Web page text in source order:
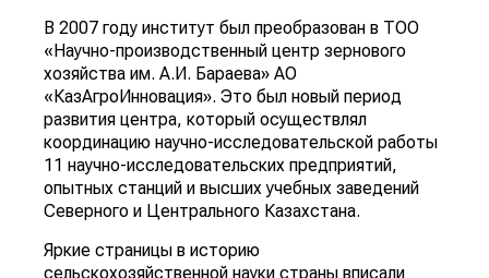
В 2007 году институт был преобразован в ТОО
«Научно-производственный центр зернового
хозяйства им. А.И. Бараева» АО
«КазАгроИнновация». Это был новый период
развития центра, который осуществлял
координацию научно-исследовательской работы
11 научно-исследовательских предприятий,
опытных станций и высших учебных заведений
Северного и Центрального Казахстана.
Яркие страницы в историю
сельскохозяйственной науки страны вписали